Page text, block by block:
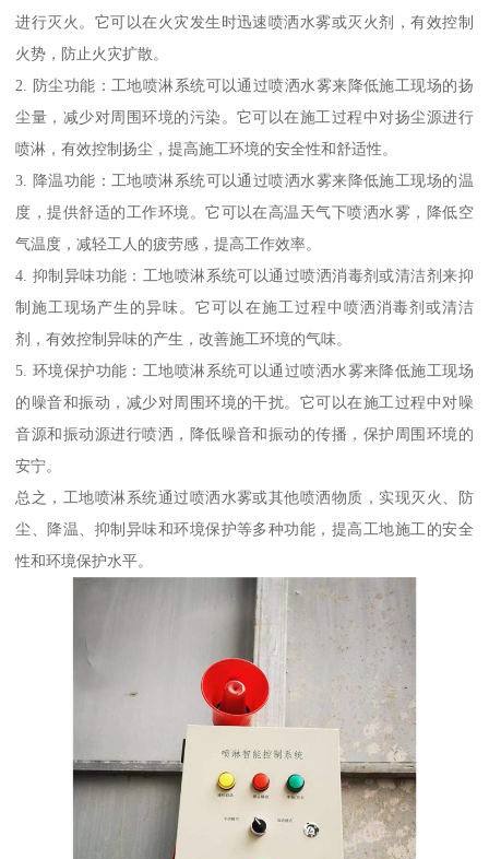
进行灭火。它可以在火灾发生时迅速喷洒水雾或灭火剂，有效控制
火势，防止火灾扩散。
2. 防尘功能：工地喷淋系统可以通过喷洒水雾来降低施工现场的扬
尘量，减少对周围环境的污染。它可以在施工过程中对扬尘源进行
喷淋，有效控制扬尘，提高施工环境的安全性和舒适性。
3. 降温功能：工地喷淋系统可以通过喷洒水雾来降低施工现场的温
度，提供舒适的工作环境。它可以在高温天气下喷洒水雾，降低空
气温度，减轻工人的疲劳感，提高工作效率。
4. 抑制异味功能：工地喷淋系统可以通过喷洒消毒剂或清洁剂来抑
制施工现场产生的异味。它可以在施工过程中喷洒消毒剂或清洁
剂，有效控制异味的产生，改善施工环境的气味。
5. 环境保护功能：工地喷淋系统可以通过喷洒水雾来降低施工现场
的噪音和振动，减少对周围环境的干扰。它可以在施工过程中对噪
音源和振动源进行喷洒，降低噪音和振动的传播，保护周围环境的
安宁。
总之，工地喷淋系统通过喷洒水雾或其他喷洒物质，实现灭火、防
尘、降温、抑制异味和环境保护等多种功能，提高工地施工的安全
性和环境保护水平。